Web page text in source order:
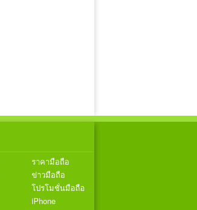
ราคามือถือ
ข่าวมือถือ
โปรโมชั่นมือถือ
iPhone